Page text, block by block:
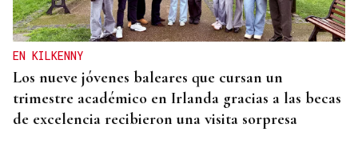
EN KILKENNY
Los nueve jóvenes baleares que cursan un
trimestre académico en Irlanda gracias a las becas
de excelencia recibieron una visita sorpresa